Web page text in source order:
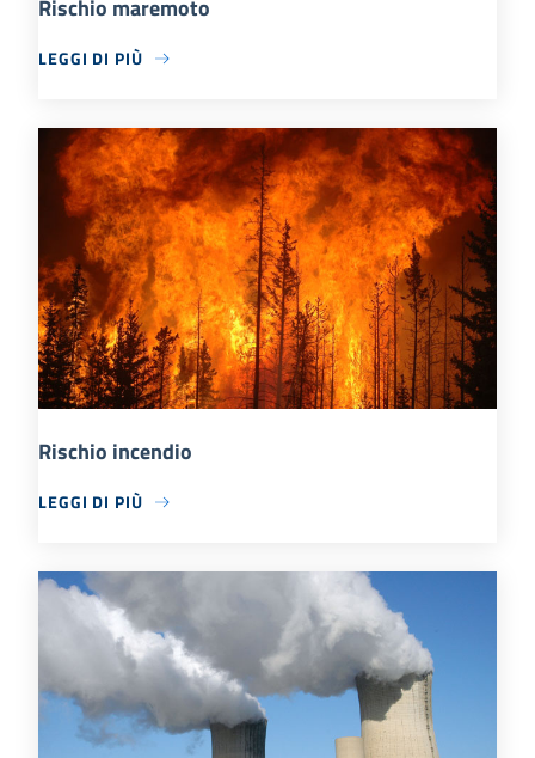
Rischio maremoto
LEGGI DI PIÙ
Rischio incendio
LEGGI DI PIÙ